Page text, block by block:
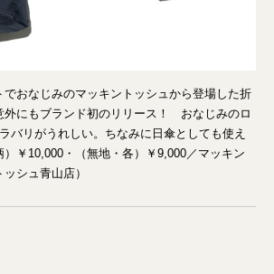
でおなじみのマッキントッシュから登場した折
外にもブランド初のリリース！ おなじみのロ
バリがうれしい。ちなみに日傘としても使え
￥10,000・（無地・各）￥9,000／マッキン
シュ青山店）